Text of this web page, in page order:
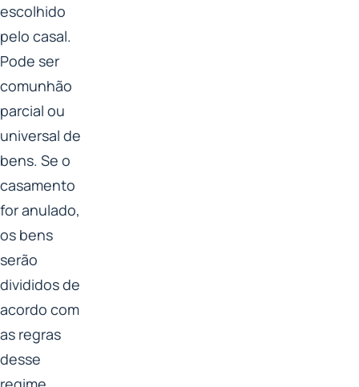
escolhido
pelo casal.
Pode ser
comunhão
parcial ou
universal de
bens. Se o
casamento
for anulado,
os bens
serão
divididos de
acordo com
as regras
desse